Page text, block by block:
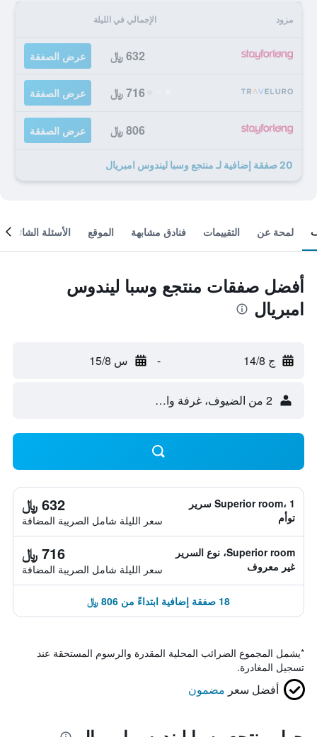
مزود الإجمالي في الليلة
632 ﷼ عرض الصفقة
716 ﷼ عرض الصفقة
806 ﷼ عرض الصفقة
20 صفقة إضافية لـ منتجع وسبا ليندوس امبريال
لمحة عن التقييمات فنادق مشابهة الموقع الأسئلة الشائعة
أفضل صفقات منتجع وسبا ليندوس
امبريال
ج 14/8 - س 15/8
2 من الضيوف، غرفة واحدة
Superior room، 1 سرير
توأم
632 ﷼
سعر الليلة شامل الصريبة المضافة
Superior room، نوع السرير
غير معروف
716 ﷼
سعر الليلة شامل الصريبة المضافة
18 صفقة إضافية ابتداءً من 806 ﷼
*يشمل المجموع الضرائب المحلية المقدرة والرسوم المستحقة عند
تسجيل المغادرة.
أفضل سعر مضمون